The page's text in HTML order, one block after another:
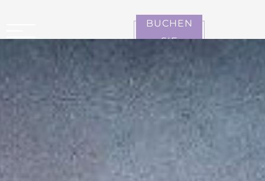
CARCASSONNE LA CITÉ
BUCHEN
SIE